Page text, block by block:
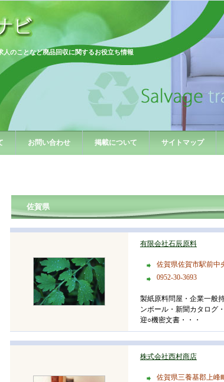
のことなど廃品回収に関するお役立ち情報
お問い合わせ 掲載について サイトマップ
佐賀県
有限会社石辰原料
佐賀県佐賀市駅前中
0952-30-3693
製紙原料問屋・企業一般
ンボール・新聞カタログ
迎○機密文書・・・
株式会社西村商店
佐賀県三養基郡上峰